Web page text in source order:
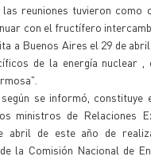
las reuniones tuvieron como
con el fructífero
a Buenos Aires el 29 de
de la energía nuclear ,
se informó, constituye
ministros de Relaciones
abril de este año de
la Comisión Nacional de